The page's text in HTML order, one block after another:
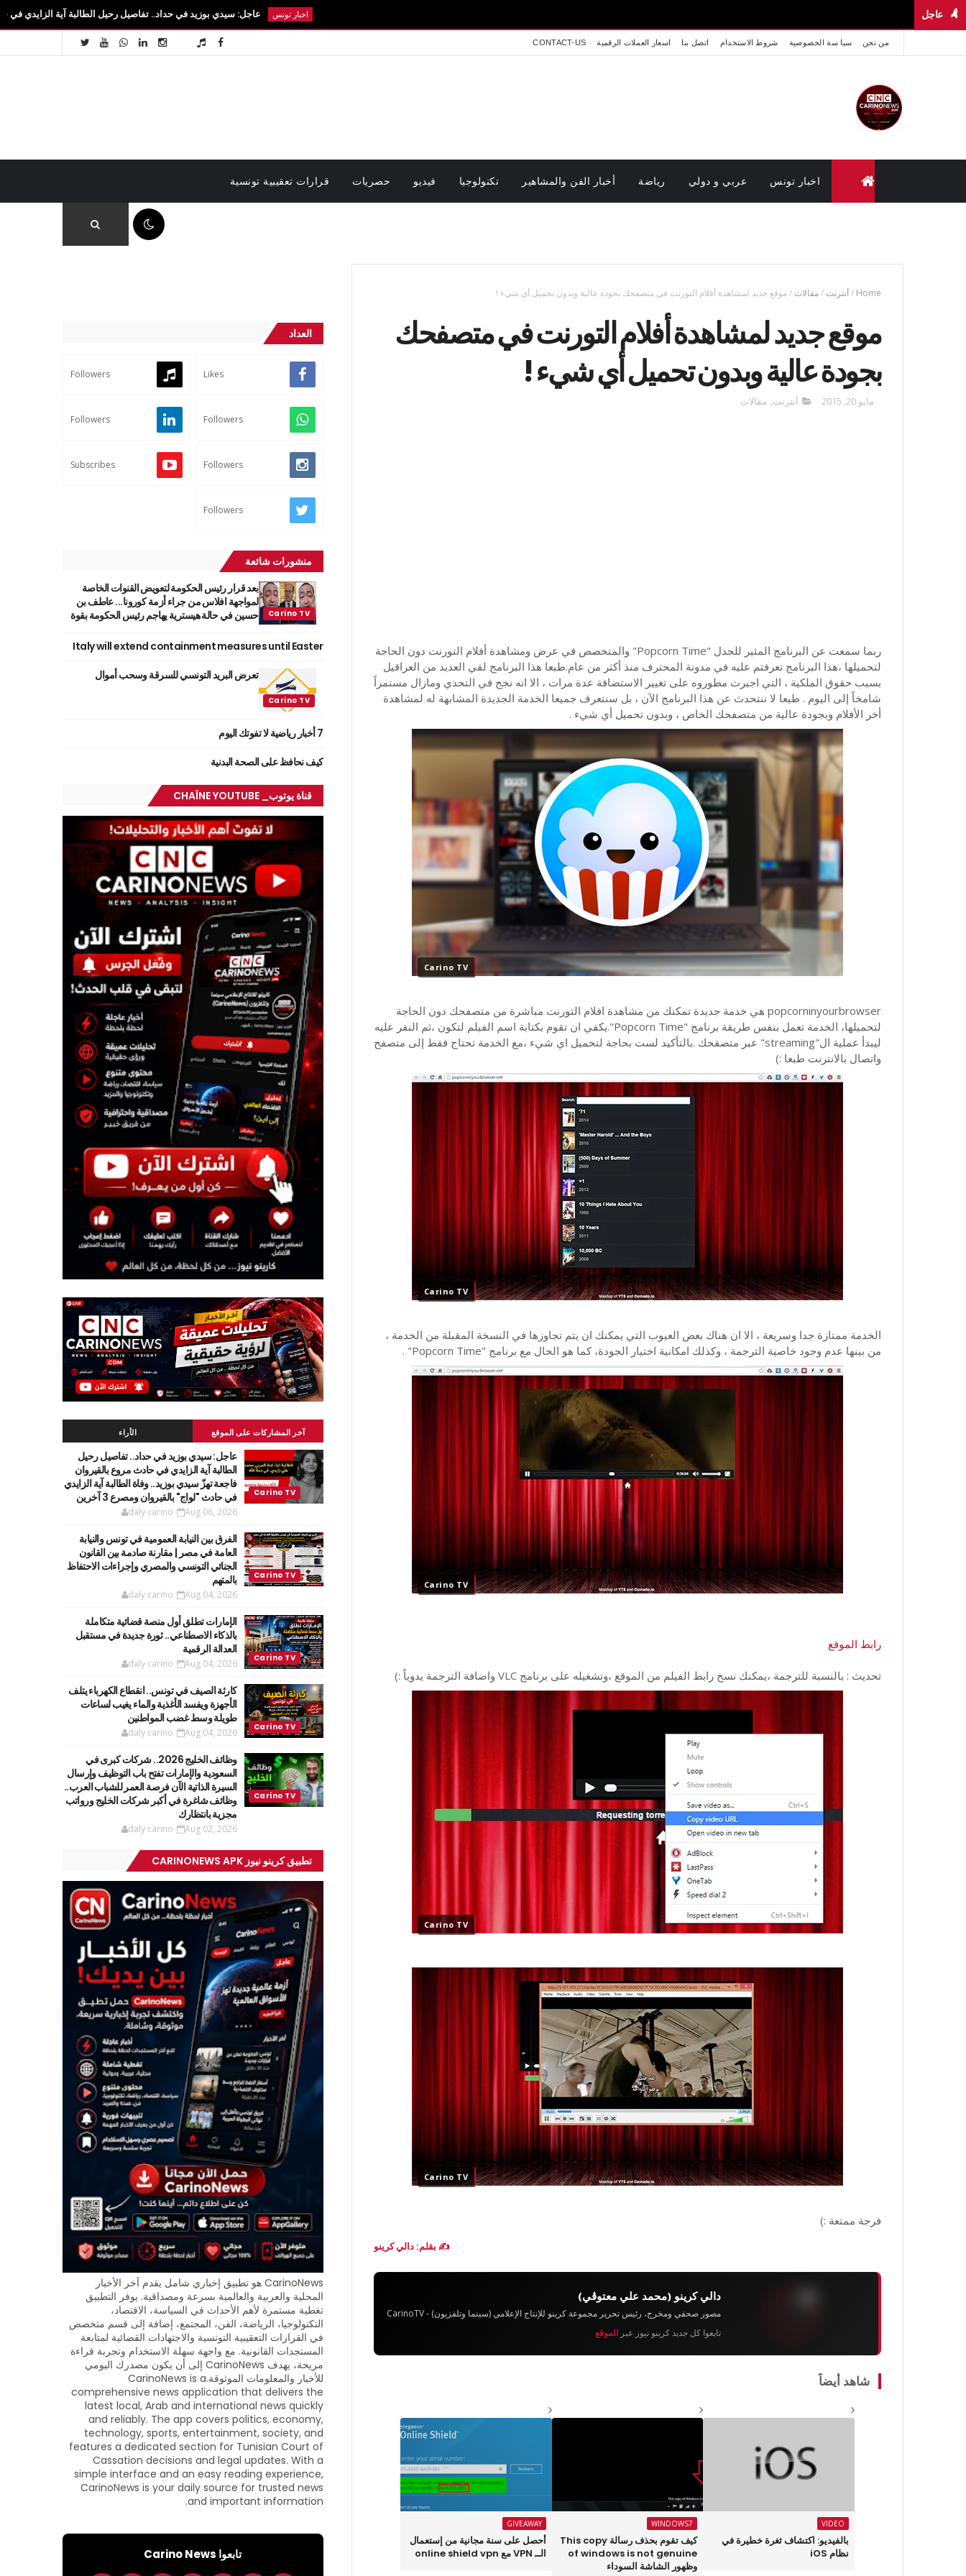
عاجل عاجل: سيدي بوزيد في حداد.. تفاصيل رحيل الطالبة آية الزايدي في حادث مروع
من نحن سيا سة الخصوصية شروط الاستخدام اتصل بنا اسعار العملات الرقمية CONTACT-US
اخبار تونس عربي و دولي رياضة أخبار الفن والمشاهير تكنولوجيا فيديو حصريات قرارات تعقيبية تونسية
Home
/أنترنت /مقالات /موقع جديد لمشاهدة أفلام التورنت في متصفحك بجودة عالية وبدون تحميل أي شيء !
موقع جديد لمشاهدة أفلام التورنت في متصفحك
بجودة عالية وبدون تحميل أي شيء !
مايو 20, 2015 أنترنت, مقالات
ربما سمعت عن البرنامج المثير للجدل "Popcorn Time" والمتخصص في عرض ومشاهدة أفلام التورنت دون الحاجة
لتحميلها ،هذا البرنامج تعرفتم عليه في مدونة المحترف منذ أكثر من عام.طبعا هذا البرنامج لقي العديد من العراقيل
بسبب حقوق الملكية ، التي اجبرت مطوروه على تغيير الاستضافة عدة مرات ، الا انه نجح في التحدي ومازال مستمراً
شامخاً إلى اليوم . طبعا لا ننتحدث عن هذا البرنامج الآن ، بل سنتعرف جميعا الخدمة الجديدة المشابهة له لمشاهدة
أخر الأفلام وبجودة عالية من متصفحك الخاص ، وبدون تحميل أي شيء .
Carino TV
popcorninyourbrowser هي خدمة جديدة تمكنك من مشاهدة افلام التورنت مباشرة من متصفحك دون الحاجة
لتحميلها، الخدمة تعمل بنفس طريقة برنامج "Popcorn Time".يكفي ان تقوم بكتابة اسم الفيلم لتكون ،ثم النقر عليه
ليبدأ عملية ال"streaming" عبر متصفحك .بالتأكيد لست بحاجة لتحميل اي شيء ،مع الخدمة تحتاج فقط إلى متصفح
واتصال بالانترنت طبعا :)
Carino TV
الخدمة ممتازة جدا وسريعة ، الا ان هناك بعض العيوب التي يمكنك ان يتم تجاوزها في النسخة المقبلة من الخدمة ،
من بينها عدم وجود خاصية الترجمة ، وكذلك امكانية اختيار الجودة، كما هو الحال مع برنامج "Popcorn Time" .
Carino TV
رابط الموقع
تحديث : بالنسبة للترجمة ،يمكنك نسخ رابط الفيلم من الموقع ،وتشغيله على برنامج VLC واضافة الترجمة يدوياً :)
Carino TV
Carino TV
فرجة ممتعة :)
✍️ بقلم: دالي كرينو
دالي كرينو (محمد علي معتوڨي)
مصور صحفي ومخرج، رئيس تحرير مجموعة كرينو للإنتاج الإعلامي (سينما وتلفزيون) - CarinoTV
تابعوا كل جديد كرينو نيوز عبرالموقع
شاهد أيضاً
VIDEO
بالفيديو: اكتشاف ثغرة خطيرة في
نظام iOS
WINDOWS7
كيف تقوم بحذف رسالة This copy
of windows is not genuine
وظهور الشاشة السوداء
GIVEAWAY
أحصل على سنة مجانية من إستعمال
الــ VPN مع online shield vpn
العداد
Likes
Followers
Followers
Followers
Followers
Subscribes
Followers
منشورات شائعة
بعد قرار رئيس الحكومة لتعويض القنوات الخاصة
لمواجهة افلاس من جراء أزمة كورونا... عاطف بن
حسين في حالة هيسترية يهاجم رئيس الحكومة بقوة
Italy will extend containment measures until Easter
تعرض البريد التونسي للسرقة وسحب أموال
7 أخبار رياضية لا تفوتك اليوم
كيف نحافظ على الصحة البدنية
قناة يوتوب_ CHAÎNE YOUTUBE
آخر المشاركات على الموقع الأراء
عاجل: سيدي بوزيد في حداد.. تفاصيل رحيل
الطالبة آية الزايدي في حادث مروع بالقيروان
فاجعة تهزّ سيدي بوزيد.. وفاة الطالبة آية الزايدي
في حادث "لواج" بالقيروان ومصرع 3 آخرين
daly carino Aug 06, 2026
الفرق بين النيابة العمومية في تونس والنيابة
العامة في مصر | مقارنة صادمة بين القانون
الجنائي التونسي والمصري وإجراءات الاحتفاظ
بالمتهم
daly carino Aug 04, 2026
الإمارات تطلق أول منصة قضائية متكاملة
بالذكاء الاصطناعي.. ثورة جديدة في مستقبل
العدالة الرقمية
daly carino Aug 04, 2026
كارثة الصيف في تونس.. انقطاع الكهرباء يتلف
الأجهزة ويفسد الأغذية والماء يغيب لساعات
طويلة وسط غضب المواطنين
daly carino Aug 04, 2026
وظائف الخليج 2026.. شركات كبرى في
السعودية والإمارات تفتح باب التوظيف وإرسال
السيرة الذاتية الآن فرصة العمر للشباب العرب..
وظائف شاغرة في أكبر شركات الخليج ورواتب
مجزية بانتظارك
daly carino Aug 02, 2026
تطبيق كرينو نيوز CARINONEWS APK
CarinoNews هو تطبيق إخباري شامل يقدم آخر الأخبار
المحلية والعربية والعالمية بسرعة ومصداقية. يوفر التطبيق
تغطية مستمرة لأهم الأحداث في السياسة، الاقتصاد،
التكنولوجيا، الرياضة، الفن، المجتمع، إضافة إلى قسم متخصص
في القرارات التعقيبية التونسية والاجتهادات القضائية لمتابعة
المستجدات القانونية. مع واجهة سهلة الاستخدام وتجربة قراءة
مريحة، يهدف CarinoNews إلى أن يكون مصدرك اليومي
للأخبار والمعلومات الموثوقة.CarinoNews is a
comprehensive news application that delivers the
latest local, Arab and international news quickly
and reliably. The app covers politics, economy,
technology, sports, entertainment, society, and
features a dedicated section for Tunisian Court of
Cassation decisions and legal updates. With a
simple interface and an easy reading experience,
CarinoNews is your daily source for trusted news
and important information.
تابعوا Carino News